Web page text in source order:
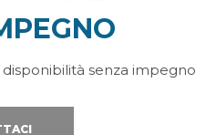
senza impegno